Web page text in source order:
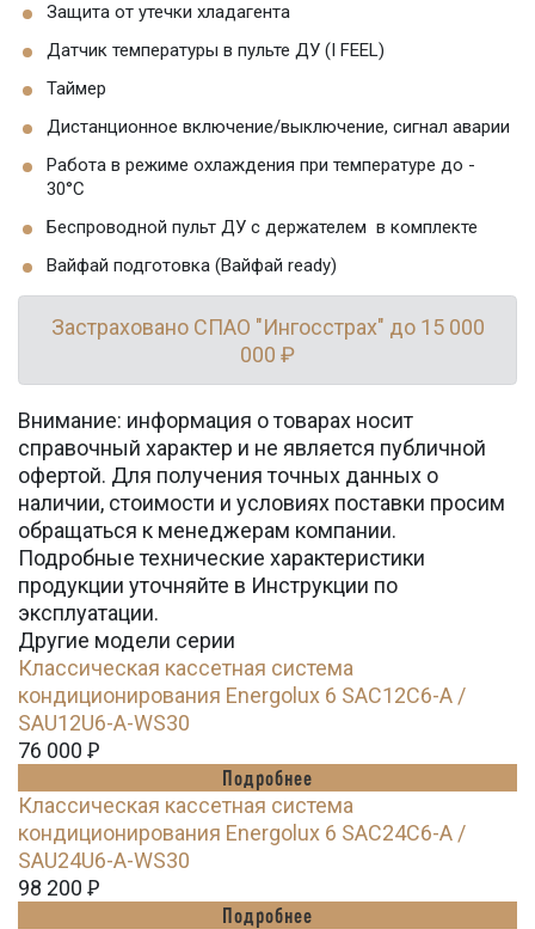
Защита от утечки хладагента
Датчик температуры в пульте ДУ (I FEEL)
Таймер
Дистанционное включение/выключение, сигнал аварии
Работа в режиме охлаждения при температуре до -
30°C
Беспроводной пульт ДУ с держателем в комплекте
Вайфай подготовка (Вайфай ready)
Застраховано СПАО "Ингосстрах" до 15 000
000 ₽
Внимание: информация о товарах носит
справочный характер и не является публичной
офертой. Для получения точных данных о
наличии, стоимости и условиях поставки просим
обращаться к менеджерам компании.
Подробные технические характеристики
продукции уточняйте в Инструкции по
эксплуатации.
Другие модели серии
Классическая кассетная система
кондиционирования Energolux 6 SAC12C6-A /
SAU12U6-A-WS30
76 000 Ꝑ
Подробнее
Классическая кассетная система
кондиционирования Energolux 6 SAC24C6-A /
SAU24U6-A-WS30
98 200 Ꝑ
Подробнее